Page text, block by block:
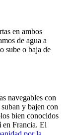
en ambos
de agua a
sube o baja de
navegables con
y bajen con
bien conocidos
en Francia. El